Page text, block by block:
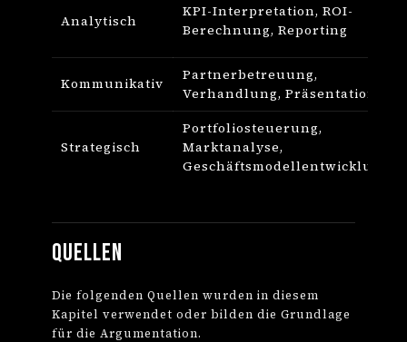
Analytisch
KPI-Interpretation, ROI-
Berechnung, Reporting
Kommunikativ
Partnerbetreuung,
Verhandlung, Präsentation
Strategisch
Portfoliosteuerung,
Marktanalyse,
Geschäftsmodellentwicklung
Quellen
Die folgenden Quellen wurden in diesem
Kapitel verwendet oder bilden die Grundlage
für die Argumentation.